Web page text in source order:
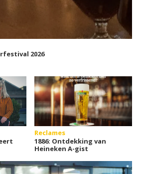
2026
Reclames
1886: Ontdekking van
Heineken A-gist